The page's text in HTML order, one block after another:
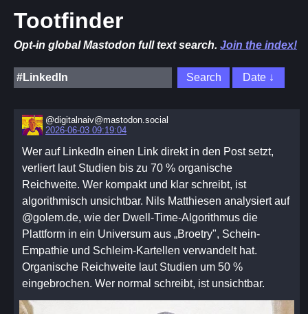
Tootfinder
Opt-in global Mastodon full text search. Join the index!
@digitalnaiv@mastodon.social
2026-06-03 09:19:04
Wer auf LinkedIn einen Link direkt in den Post setzt,
verliert laut Studien bis zu 70 % organische
Reichweite. Wer kompakt und klar schreibt, ist
algorithmisch unsichtbar. Nils Matthiesen analysiert auf
@golem.de, wie der Dwell-Time-Algorithmus die
Plattform in ein Universum aus „Broetry", Schein-
Empathie und Schleim-Kartellen verwandelt hat.
Organische Reichweite laut Studien um 50 %
eingebrochen. Wer normal schreibt, ist unsichtbar.